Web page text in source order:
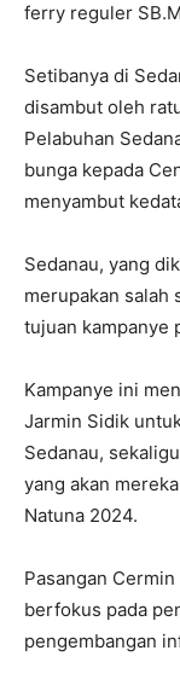
ferry reguler
Setibanya di
disambut oleh
Pelabuhan
bunga kepada
menyambut
Sedanau, yang
merupakan salah
tujuan kampanye
Kampanye ini
Jarmin Sidik
Sedanau,
yang akan
Natuna 2024.
Pasangan
berfokus pada
pengembangan